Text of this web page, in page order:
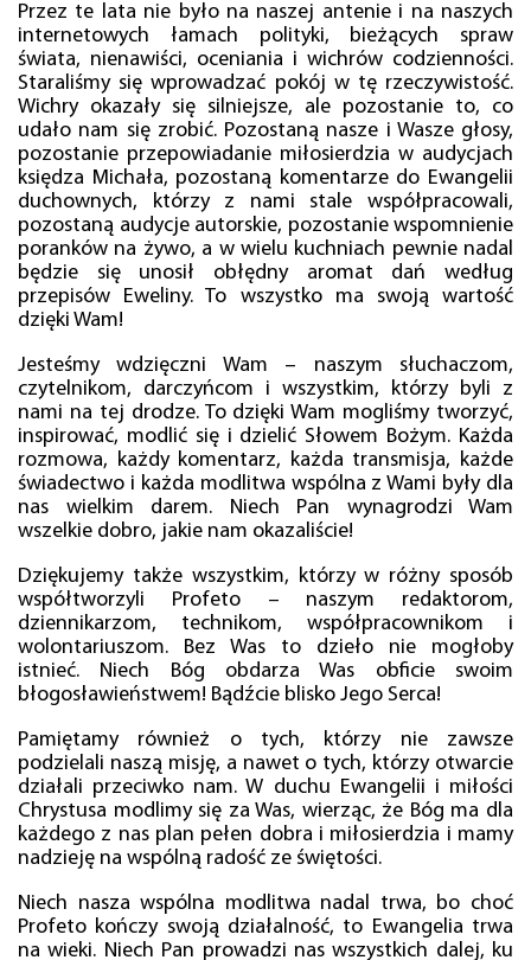
Przez te lata nie było na naszej antenie i na naszych
internetowych łamach polityki, bieżących spraw
świata, nienawiści, oceniania i wichrów codzienności.
Staraliśmy się wprowadzać pokój w tę rzeczywistość.
Wichry okazały się silniejsze, ale pozostanie to, co
udało nam się zrobić. Pozostaną nasze i Wasze głosy,
pozostanie przepowiadanie miłosierdzia w audycjach
księdza Michała, pozostaną komentarze do Ewangelii
duchownych, którzy z nami stale współpracowali,
pozostaną audycje autorskie, pozostanie wspomnienie
poranków na żywo, a w wielu kuchniach pewnie nadal
będzie się unosił obłędny aromat dań według
przepisów Eweliny. To wszystko ma swoją wartość
dzięki Wam!
Jesteśmy wdzięczni Wam – naszym słuchaczom,
czytelnikom, darczyńcom i wszystkim, którzy byli z
nami na tej drodze. To dzięki Wam mogliśmy tworzyć,
inspirować, modlić się i dzielić Słowem Bożym. Każda
rozmowa, każdy komentarz, każda transmisja, każde
świadectwo i każda modlitwa wspólna z Wami były dla
nas wielkim darem. Niech Pan wynagrodzi Wam
wszelkie dobro, jakie nam okazaliście!
Dziękujemy także wszystkim, którzy w różny sposób
współtworzyli Profeto – naszym redaktorom,
dziennikarzom, technikom, współpracownikom i
wolontariuszom. Bez Was to dzieło nie mogłoby
istnieć. Niech Bóg obdarza Was obficie swoim
błogosławieństwem! Bądźcie blisko Jego Serca!
Pamiętamy również o tych, którzy nie zawsze
podzielali naszą misję, a nawet o tych, którzy otwarcie
działali przeciwko nam. W duchu Ewangelii i miłości
Chrystusa modlimy się za Was, wierząc, że Bóg ma dla
każdego z nas plan pełen dobra i miłosierdzia i mamy
nadzieję na wspólną radość ze świętości.
Niech nasza wspólna modlitwa nadal trwa, bo choć
Profeto kończy swoją działalność, to Ewangelia trwa
na wieki. Niech Pan prowadzi nas wszystkich dalej, ku